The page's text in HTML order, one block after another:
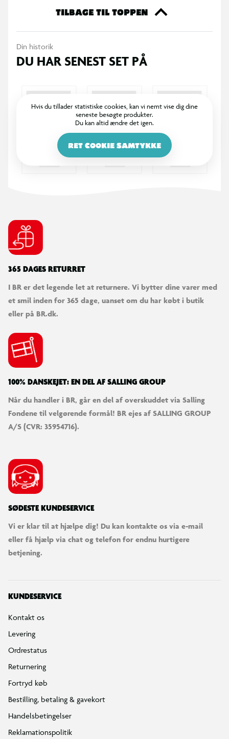
pool og strand.
Hærdet glas for øget sikkerhed og klart udsyn
Bred tekstilrem med integreret snorkelholder
Roterbart, aftageligt mundstykke for nem rengøring
Perfekt til børn, der elsker at udforske under vandet
TILBAGE TIL TOPPEN
Din historik
DU HAR SENEST SET PÅ
Hvis du tillader statistiske cookies, kan vi nemt vise dig dine
seneste besøgte produkter.
Du kan altid ændre det igen.
RET COOKIE SAMTYKKE
365 DAGES RETURRET
I BR er det legende let at returnere. Vi bytter dine varer med
et smil inden for 365 dage, uanset om du har købt i butik
eller på BR.dk.
100% DANSKEJET: EN DEL AF SALLING GROUP
Når du handler i BR, går en del af overskuddet via Salling
Fondene til velgørende formål! BR ejes af SALLING GROUP
A/S (CVR: 35954716).
SØDESTE KUNDESERVICE
Vi er klar til at hjælpe dig! Du kan kontakte os via e-mail
eller få hjælp via chat og telefon for endnu hurtigere
betjening.
KUNDESERVICE
Kontakt os
Levering
Ordrestatus
Returnering
Fortryd køb
Bestilling, betaling & gavekort
Handelsbetingelser
Reklamationspolitik